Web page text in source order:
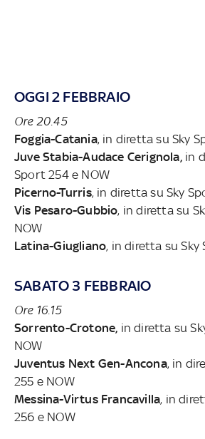
OGGI 2 FEBBRAIO
Ore 20.45
Foggia-Catania, in diretta su Sky
Juve Stabia-Audace Cerignola,in
Sport 254 e NOW
Picerno-Turris, in diretta su Sky
Vis Pesaro-Gubbio, in diretta su
NOW
Latina-Giugliano, in diretta su Sky
SABATO 3 FEBBRAIO
Ore 16.15
Sorrento-Crotone, in diretta su
NOW
Juventus Next Gen-Ancona, in
255 e NOW
Messina-Virtus Francavilla, in
256 e NOW